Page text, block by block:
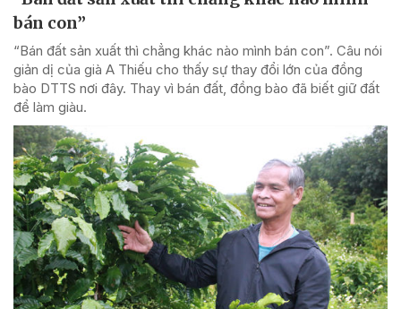
bán con”
“Bán đất sản xuất thì chẳng khác nào mình bán con”. Câu nói
giản dị của già A Thiếu cho thấy sự thay đổi lớn của đồng
bào DTTS nơi đây. Thay vì bán đất, đồng bào đã biết giữ đất
để làm giàu.